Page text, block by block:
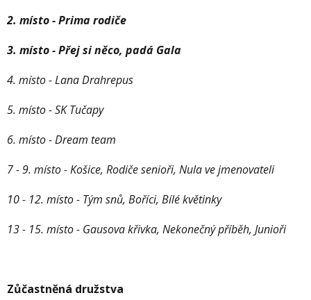
2. místo - Prima rodiče
3. místo - Přej si něco, padá Gala
4. místo - Lana Drahrepus
5. místo - SK Tučapy
6. místo - Dream team
7 - 9. místo - Košice, Rodiče senioři, Nula ve jmenovateli
10 - 12. místo - Tým snů, Boříci, Bílé květinky
13 - 15. místo - Gausova křivka, Nekonečný příběh, Junioři
Zůčastněná družstva